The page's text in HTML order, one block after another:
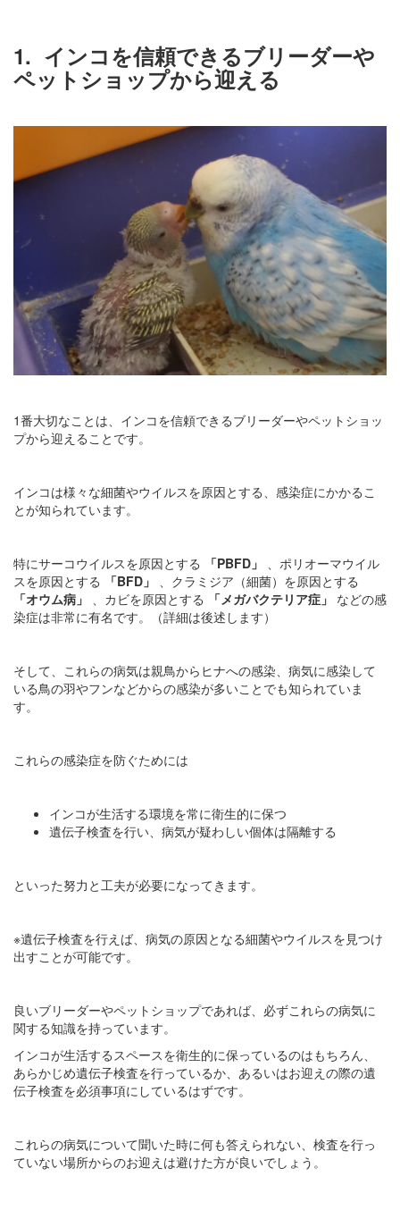
1. インコを信頼できるブリーダーや
ペットショップから迎える
1番大切なことは、インコを信頼できるブリーダーやペットショッ
プから迎えることです。
インコは様々な細菌やウイルスを原因とする、感染症にかかるこ
とが知られています。
特にサーコウイルスを原因とする 「PBFD」
、ポリオーマウイル
スを原因とする
「BFD」
、クラミジア（細菌）を原因とする
「オウム病」
、カビを原因とする 「メガバクテリア症」 などの感
染症は非常に有名です。（詳細は後述します）
そして、これらの病気は親鳥からヒナへの感染、病気に感染して
いる鳥の羽やフンなどからの感染が多いことでも知られていま
す。
これらの感染症を防ぐためには
インコが生活する環境を常に衛生的に保つ
遺伝子検査を行い、病気が疑わしい個体は隔離する
といった努力と工夫が必要になってきます。
※遺伝子検査を行えば、病気の原因となる細菌やウイルスを見つけ
出すことが可能です。
良いブリーダーやペットショップであれば、必ずこれらの病気に
関する知識を持っています。
インコが生活するスペースを衛生的に保っているのはもちろん、
あらかじめ遺伝子検査を行っているか、あるいはお迎えの際の遺
伝子検査を必須事項にしているはずです。
これらの病気について聞いた時に何も答えられない、検査を行っ
ていない場所からのお迎えは避けた方が良いでしょう。